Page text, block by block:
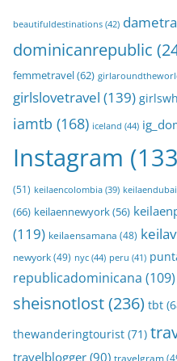
beautifuldestinations (42)
dominicanrepublic
femmetravel(62)
girlslovetravel (139)
iamtb (168) iceland (44)
Instagram
(51) keilaencolombia (39) keilaendubai
(66) keilaennewyork(56)
(119) keilaensamana (48)
newyork(49) nyc (44) peru (41)
republicadominicana (109)
sheisnotlost(236) tbt
thewanderingtourist (71)
travelblogger (90) travelgram